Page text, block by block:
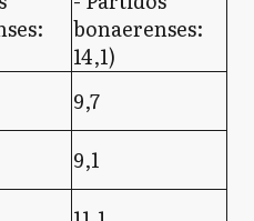
bonaerenses:
14,1)
9,7
9,1